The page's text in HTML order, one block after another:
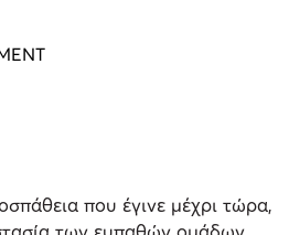
που έγινε μέχρι τώρα,